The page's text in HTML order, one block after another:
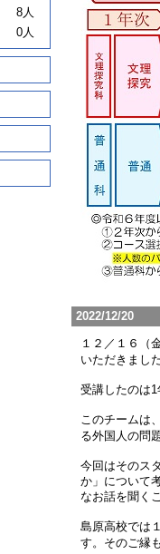
8人
0人
2022/12/20
１２／１６（
いただきました
受講したのは
このチームは
る外国人の問
今回はそのス
か」について
なお話を聞く
島原高校では
す。そのご縁